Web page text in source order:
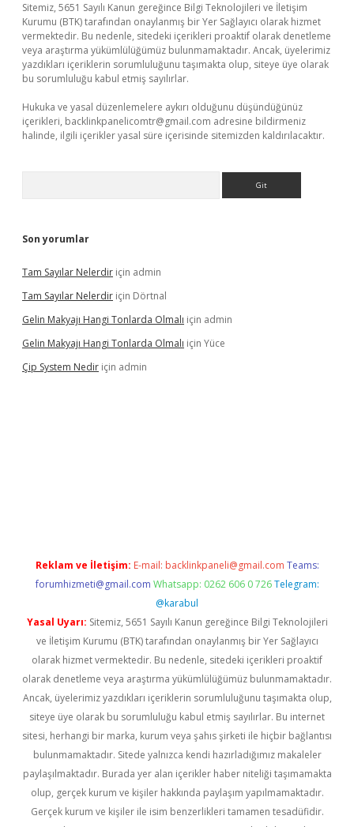
Sitemiz, 5651 Sayılı Kanun gereğince Bilgi Teknolojileri ve İletişim
Kurumu (BTK) tarafından onaylanmış bir Yer Sağlayıcı olarak hizmet
vermektedir. Bu nedenle, sitedeki içerikleri proaktif olarak denetleme
veya araştırma yükümlülüğümüz bulunmamaktadır. Ancak, üyelerimiz
yazdıkları içeriklerin sorumluluğunu taşımakta olup, siteye üye olarak
bu sorumluluğu kabul etmiş sayılırlar.
Hukuka ve yasal düzenlemelere aykırı olduğunu düşündüğünüz
içerikleri, backlinkpanelicomtr@gmail.com adresine bildirmeniz
halinde, ilgili içerikler yasal süre içerisinde sitemizden kaldırılacaktır.
Son yorumlar
Tam Sayılar Nelerdir için admin
Tam Sayılar Nelerdir için Dörtnal
Gelin Makyajı Hangi Tonlarda Olmalı için admin
Gelin Makyajı Hangi Tonlarda Olmalı için Yüce
Çip System Nedir için admin
Reklam ve İletişim: E-mail: backlinkpaneli@gmail.com Teams:
forumhizmeti@gmail.com Whatsapp: 0262 606 0 726 Telegram:
@karabul
Yasal Uyarı: Sitemiz, 5651 Sayılı Kanun gereğince Bilgi Teknolojileri
ve İletişim Kurumu (BTK) tarafından onaylanmış bir Yer Sağlayıcı
olarak hizmet vermektedir. Bu nedenle, sitedeki içerikleri proaktif
olarak denetleme veya araştırma yükümlülüğümüz bulunmamaktadır.
Ancak, üyelerimiz yazdıkları içeriklerin sorumluluğunu taşımakta olup,
siteye üye olarak bu sorumluluğu kabul etmiş sayılırlar. Bu internet
sitesi, herhangi bir marka, kurum veya şahıs şirketi ile hiçbir bağlantısı
bulunmamaktadır. Sitede yalnızca kendi hazırladığımız makaleler
paylaşılmaktadır. Burada yer alan içerikler haber niteliği taşımamakta
olup, gerçek kurum ve kişiler hakkında paylaşım yapılmamaktadır.
Gerçek kurum ve kişiler ile isim benzerlikleri tamamen tesadüfidir.